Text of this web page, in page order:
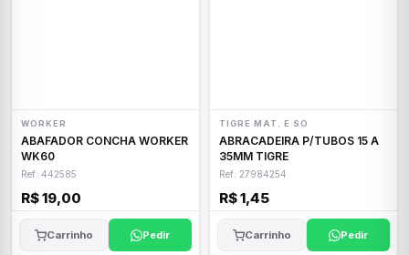
WORKER
ABAFADOR CONCHA WORKER
WK60
Ref: 442585
R$ 19,00
Carrinho Pedir
TIGRE MAT. E SO
ABRACADEIRA P/TUBOS 15 A
35MM TIGRE
Ref: 27984254
R$ 1,45
Carrinho Pedir